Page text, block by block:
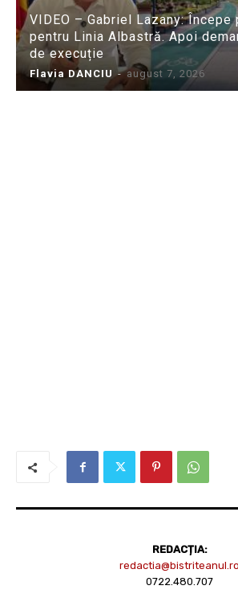
VIDEO – Gabriel Lazany: Începe
pentru Linia Albastră. Apoi
de execuție
Flavia DANCIU - august 7, 2026
REDACȚIA:
redactia@bistriteanul.ro
0722.480.707